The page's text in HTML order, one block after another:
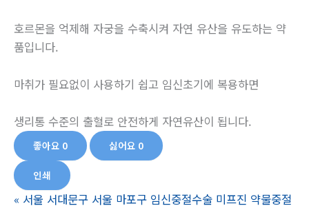
호르몬을 억제해 자궁을 수축시켜 자연 유산을 유도하는 약
품입니다.
마취가 필요없이 사용하기 쉽고 임신초기에 복용하면
생리통 수준의 출혈로 안전하게 자연유산이 됩니다.
좋아요 0 싫어요 0
인쇄
« 서울 서대문구 서울 마포구 임신중절수술 미프진 약물중절